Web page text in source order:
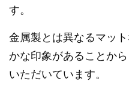
す。
金属製とは異なるマッ
かな印象があることか
いただいています。